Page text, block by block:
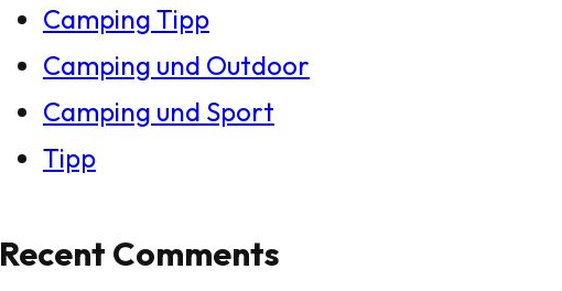
Camping Tipp
Camping und Outdoor
Camping und Sport
Tipp
Recent Comments